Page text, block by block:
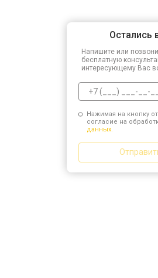
Остались
Напишите или
бесплатную
интересующему Вас
Нажимая на кнопку
согласие на
данных.